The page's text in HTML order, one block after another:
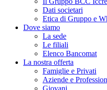
Dati societari
Etica di Gruppo e
Dove siamo
La sede
Le filiali
Elenco Bancomat
La nostra offerta
Famiglie e Privati
Aziende e
Giovani